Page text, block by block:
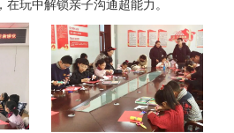
玩中解锁亲子沟通超能力。